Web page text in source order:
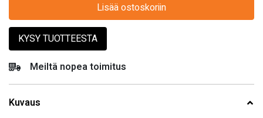
Lisää ostoskoriin
KYSY TUOTTEESTA
Meiltä nopea toimitus
Kuvaus